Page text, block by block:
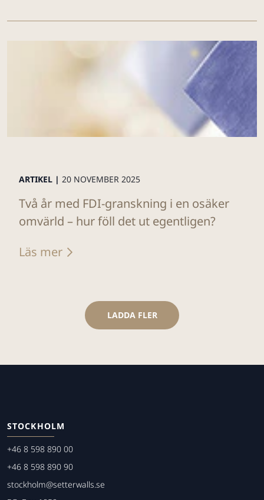
ARTIKEL | 20 NOVEMBER 2025
Två år med FDI-granskning i en osäker
omvärld – hur föll det ut egentligen?
Läs mer
LADDA FLER
STOCKHOLM
+46 8 598 890 00
+46 8 598 890 90
stockholm@setterwalls.se